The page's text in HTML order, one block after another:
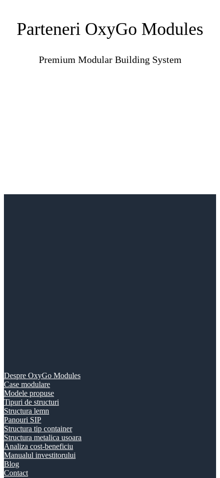
Parteneri OxyGo Modules
Premium Modular Building System
Despre OxyGo Modules
Case modulare
Modele propuse
Tipuri de structuri
Structura lemn
Panouri SIP
Structura tip container
Structura metalica usoara
Analiza cost-beneficiu
Manualul investitorului
Blog
Contact